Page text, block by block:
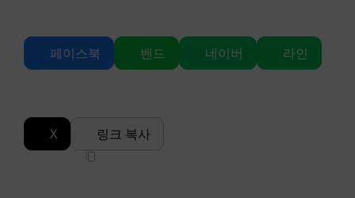
페이스북 밴드 네이버 라인
X 링크 복사